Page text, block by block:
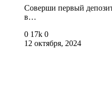
Соверши первый
в…
0 17k 0
12 октября, 2024